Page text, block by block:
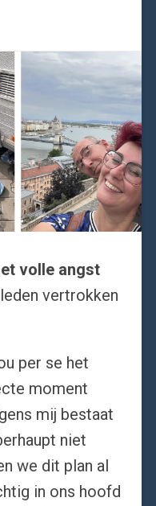
volle angst
vertrokken
per se het
moment
mij bestaat
niet
we dit plan al
in ons hoofd